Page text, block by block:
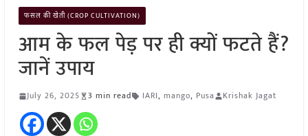
फसल की खेती (CROP CULTIVATION)
आम के फल पेड़ पर ही क्यों फटते हैं?
जानें उपाय
July 26, 2025 3 min read IARI, mango, Pusa Krishak Jagat